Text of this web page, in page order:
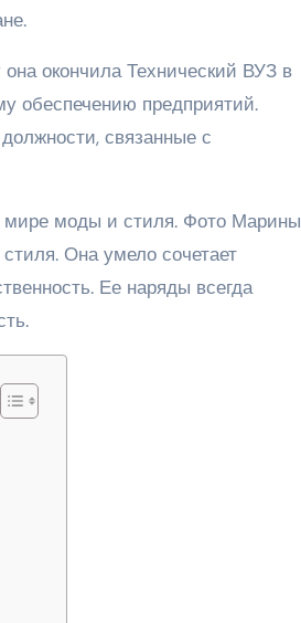
окончила Технический ВУЗ в
обеспечению предприятий.
связанные с
мире моды и стиля. Фото Марины
Она умело сочетает
Ее наряды всегда